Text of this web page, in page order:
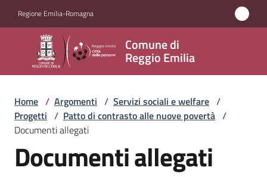
Regione Emilia-Romagna
Comune di
Reggio Emilia
Comune
di
Reggio
Emilia
Amministrazione
Home / Argomenti / Servizi sociali e welfare /
Progetti / Patto di contrasto alle nuove povertà /
Documenti allegati
Documenti allegati